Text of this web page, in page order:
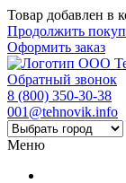
Товар добавлен в
Продолжить
Оформить заказ
Обратный звонок
8 (800) 350-30-38
001@tehnovik.info
Меню